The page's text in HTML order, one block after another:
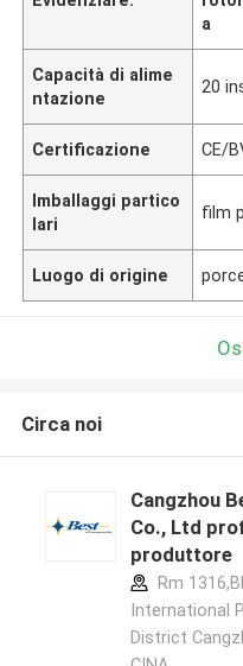
a
Capacità di alime
ntazione
20
Certificazione CE/
Imballaggi partico
lari
film
Luogo di origine
Circa noi
Cangzhou
Co., Ltd
produttore
Rm
International
District